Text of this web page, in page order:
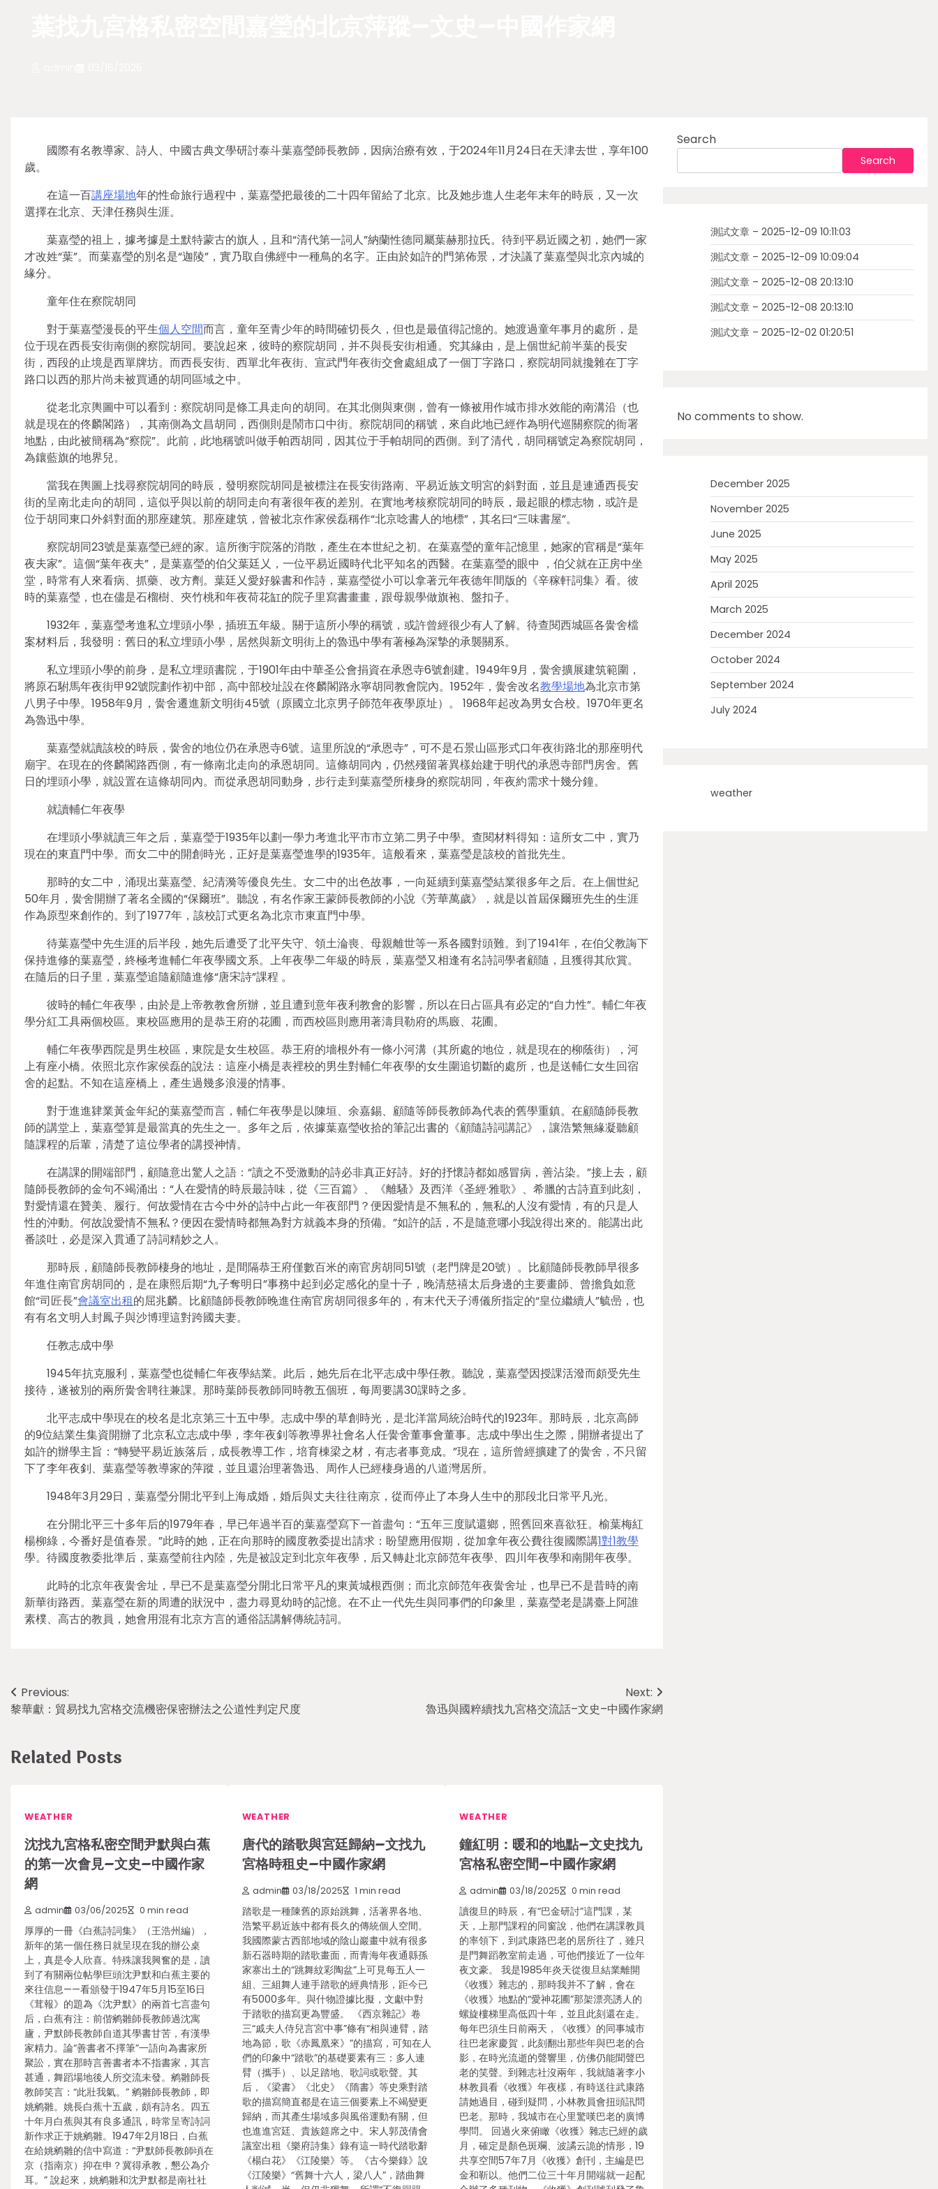
國際有名教導家、詩人、中國古典文學研討泰斗葉嘉瑩師長教師，因病治療有效，于2024年11月24日在天津去世，享年100
歲。
在這一百講座場地年的性命旅行過程中，葉嘉瑩把最後的二十四年留給了北京。比及她步進人生老年末年的時辰，又一次
選擇在北京、天津任務與生涯。
葉嘉瑩的祖上，據考據是土默特蒙古的旗人，且和“清代第一詞人”納蘭性德同屬葉赫那拉氏。待到平易近國之初，她們一家
才改姓“葉”。而葉嘉瑩的別名是“迦陵”，實乃取自佛經中一種鳥的名字。正由於如許的門第佈景，才決議了葉嘉瑩與北京內城的
緣分。
童年住在察院胡同
對于葉嘉瑩漫長的平生個人空間而言，童年至青少年的時間確切長久，但也是最值得記憶的。她渡過童年事月的處所，是
位于現在西長安街南側的察院胡同。要說起來，彼時的察院胡同，并不與長安街相通。究其緣由，是上個世紀前半葉的長安
街，西段的止境是西單牌坊。而西長安街、西單北年夜街、宣武門年夜街交會處組成了一個丁字路口，察院胡同就攙雜在丁字
路口以西的那片尚未被買通的胡同區域之中。
從老北京輿圖中可以看到：察院胡同是條工具走向的胡同。在其北側與東側，曾有一條被用作城市排水效能的南溝沿（也
就是現在的佟麟閣路），其南側為文昌胡同，西側則是鬧市口中街。察院胡同的稱號，來自此地已經作為明代巡關察院的衙署
地點，由此被簡稱為“察院”。此前，此地稱號叫做手帕西胡同，因其位于手帕胡同的西側。到了清代，胡同稱號定為察院胡同，
為鑲藍旗的地界兒。
當我在輿圖上找尋察院胡同的時辰，發明察院胡同是被標注在長安街路南、平易近族文明宮的斜對面，並且是連通西長安
街的呈南北走向的胡同，這似乎與以前的胡同走向有著很年夜的差別。在實地考核察院胡同的時辰，最起眼的標志物，或許是
位于胡同東口外斜對面的那座建筑。那座建筑，曾被北京作家侯磊稱作“北京唸書人的地標”，其名曰“三味書屋”。
察院胡同23號是葉嘉瑩已經的家。這所衡宇院落的消散，產生在本世紀之初。在葉嘉瑩的童年記憶里，她家的官稱是“葉年
夜夫家”。這個“葉年夜夫”，是葉嘉瑩的伯父葉廷乂，一位平易近國時代北平知名的西醫。在葉嘉瑩的眼中 ，伯父就在正房中坐
堂，時常有人來看病、抓藥、改方劑。葉廷乂愛好躲書和作詩，葉嘉瑩從小可以拿著元年夜德年間版的《辛稼軒詞集》看。彼
時的葉嘉瑩，也在儘是石榴樹、夾竹桃和年夜荷花缸的院子里寫書畫畫，跟母親學做旗袍、盤扣子。
1932年，葉嘉瑩考進私立埋頭小學，插班五年級。關于這所小學的稱號，或許曾經很少有人了解。待查閱西城區各黌舍檔
案材料后，我發明：舊日的私立埋頭小學，居然與新文明街上的魯迅中學有著極為深摯的承襲關系。
私立埋頭小學的前身，是私立埋頭書院，于1901年由中華圣公會捐資在承恩寺6號創建。1949年9月，黌舍擴展建筑範圍，
將原石駙馬年夜街甲92號院劃作初中部，高中部校址設在佟麟閣路永寧胡同教會院內。1952年，黌舍改名教學場地為北京市第
八男子中學。1958年9月，黌舍遷進新文明街45號（原國立北京男子師范年夜學原址）。 1968年起改為男女合校。1970年更名
為魯迅中學。
葉嘉瑩就讀該校的時辰，黌舍的地位仍在承恩寺6號。這里所說的“承恩寺”，可不是石景山區形式口年夜街路北的那座明代
廟宇。在現在的佟麟閣路西側，有一條南北走向的承恩胡同。這條胡同內，仍然殘留著異樣始建于明代的承恩寺部門房舍。舊
日的埋頭小學，就設置在這條胡同內。而從承恩胡同動身，步行走到葉嘉瑩所棲身的察院胡同，年夜約需求十幾分鐘。
就讀輔仁年夜學
在埋頭小學就讀三年之后，葉嘉瑩于1935年以劃一學力考進北平市市立第二男子中學。查閱材料得知：這所女二中，實乃
現在的東直門中學。而女二中的開創時光，正好是葉嘉瑩進學的1935年。這般看來，葉嘉瑩是該校的首批先生。
那時的女二中，涌現出葉嘉瑩、紀清漪等優良先生。女二中的出色故事，一向延續到葉嘉瑩結業很多年之后。在上個世紀
50年月，黌舍開辦了著名全國的“保爾班”。聽說，有名作家王蒙師長教師的小說《芳華萬歲》，就是以首屆保爾班先生的生涯
作為原型來創作的。到了1977年，該校訂式更名為北京市東直門中學。
待葉嘉瑩中先生涯的后半段，她先后遭受了北平失守、領土淪喪、母親離世等一系各國對頭難。到了1941年，在伯父教誨下
保持進修的葉嘉瑩，終極考進輔仁年夜學國文系。上年夜學二年級的時辰，葉嘉瑩又相逢有名詩詞學者顧隨，且獲得其欣賞。
在隨后的日子里，葉嘉瑩追隨顧隨進修“唐宋詩”課程 。
彼時的輔仁年夜學，由於是上帝教教會所辦，並且遭到意年夜利教會的影響，所以在日占區具有必定的“自力性”。輔仁年夜
學分紅工具兩個校區。東校區應用的是恭王府的花圃，而西校區則應用著濤貝勒府的馬廄、花圃。
輔仁年夜學西院是男生校區，東院是女生校區。恭王府的墻根外有一條小河溝（其所處的地位，就是現在的柳蔭街），河
上有座小橋。依照北京作家侯磊的說法：這座小橋是表裡校的男生對輔仁年夜學的女生圍追切斷的處所，也是送輔仁女生回宿
舍的起點。不知在這座橋上，產生過幾多浪漫的情事。
對于進進肄業黃金年紀的葉嘉瑩而言，輔仁年夜學是以陳垣、余嘉錫、顧隨等師長教師為代表的舊學重鎮。在顧隨師長教
師的講堂上，葉嘉瑩算是最當真的先生之一。多年之后，依據葉嘉瑩收拾的筆記出書的《顧隨詩詞講記》，讓浩繁無緣凝聽顧
隨課程的后輩，清楚了這位學者的講授神情。
在講課的開端部門，顧隨意出驚人之語：“讀之不受激動的詩必非真正好詩。好的抒懷詩都如感冒病，善沾染。”接上去，顧
隨師長教師的金句不竭涌出：“人在愛情的時辰最詩味，從《三百篇》、《離騷》及西洋《圣經·雅歌》、希臘的古詩直到此刻，
對愛情還在贊美、履行。何故愛情在古今中外的詩中占此一年夜部門？便因愛情是不無私的，無私的人沒有愛情，有的只是人
性的沖動。何故說愛情不無私？便因在愛情時都無為對方就義本身的預備。”如許的話，不是隨意哪小我說得出來的。能講出此
番談吐，必是深入貫通了詩詞精妙之人。
那時辰，顧隨師長教師棲身的地址，是間隔恭王府僅數百米的南官房胡同51號（老門牌是20號）。比顧隨師長教師早很多
年進住南官房胡同的，是在康熙后期“九子奪明日”事務中起到必定感化的皇十子，晚清慈禧太后身邊的主要畫師、曾擔負如意
館“司匠長”會議室出租的屈兆麟。比顧隨師長教師晚進住南官房胡同很多年的，有末代天子溥儀所指定的“皇位繼續人”毓喦，也
有有名文明人封鳳子與沙博理這對跨國夫妻。
任教志成中學
1945年抗克服利，葉嘉瑩也從輔仁年夜學結業。此后，她先后在北平志成中學任教。聽說，葉嘉瑩因授課活潑而頗受先生
接待，遂被別的兩所黌舍聘往兼課。那時葉師長教師同時教五個班，每周要講30課時之多。
北平志成中學現在的校名是北京第三十五中學。志成中學的草創時光，是北洋當局統治時代的1923年。那時辰，北京高師
的9位結業生集資開辦了北京私立志成中學，李年夜釗等教導界社會名人任黌舍董事會董事。志成中學出生之際，開辦者提出了
如許的辦學主旨：“轉變平易近族落后，成長教導工作，培育棟梁之材，有志者事竟成。”現在，這所曾經擴建了的黌舍，不只留
下了李年夜釗、葉嘉瑩等教導家的萍蹤，並且還治理著魯迅、周作人已經棲身過的八道灣居所。
1948年3月29日，葉嘉瑩分開北平到上海成婚，婚后與丈夫往往南京，從而停止了本身人生中的那段北日常平凡光。
在分開北平三十多年后的1979年春，早已年過半百的葉嘉瑩寫下一首盡句：“五年三度賦還鄉，照舊回來喜欲狂。榆葉梅紅
楊柳綠，今番好是值春景。”此時的她，正在向那時的國度教委提出請求：盼望應用假期，從加拿年夜公費往復國際講1對1教學
學。待國度教委批準后，葉嘉瑩前往內陸，先是被設定到北京年夜學，后又轉赴北京師范年夜學、四川年夜學和南開年夜學。
此時的北京年夜黌舍址，早已不是葉嘉瑩分開北日常平凡的東黃城根西側；而北京師范年夜黌舍址，也早已不是昔時的南
新華街路西。葉嘉瑩在新的周遭的狀況中，盡力尋覓幼時的記憶。在不止一代先生與同事們的印象里，葉嘉瑩老是講臺上阿誰
素樸、高古的教員，她會用混有北京方言的通俗話講解傳統詩詞。
Post
navigation
Previous:
黎華獻：貿易找九宮格交流機密保密辦法之公道性判定尺度
Next:
魯迅與國粹續找九宮格交流話–文史–中國作家網
Related Posts
WEATHER
沈找九宮格私密空間尹默與白蕉
的第一次會見–文史–中國作家
網
admin 03/06/2025 0 min read
厚厚的一冊《白蕉詩詞集》（王浩州編），
新年的第一個任務日就呈現在我的辦公桌
上，真是令人欣喜。特殊讓我興奮的是，讀
到了有關兩位帖學巨頭沈尹默和白蕉主要的
來往信息——看頒發于1947年5月15至16日
《茸報》的題為《沈尹默》的兩首七言盡句
后，白蕉有注：前偕鹓雛師長教師過沈寓
廬，尹默師長教師自道其學書甘苦，有漢學
家精力。論“善書者不擇筆”一語向為書家所
聚訟，實在那時言善書者本不指書家，其言
甚通，舞蹈場地後人所交流未發。鹓雛師長
教師笑言：“此壯我氣。” 鹓雛師長教師，即
姚鹓雛。姚長白蕉十五歲，頗有詩名。四五
十年月白蕉與其有良多通訊，時常呈寄詩詞
新作求正于姚鹓雛。1947年2月18日，白蕉
在給姚鹓雛的信中寫道：“尹默師長教師頃在
京（指南京）抑在申？冀得承教，懇公為介
耳。” 說起來，姚鹓雛和沈尹默都是南社社
WEATHER
唐代的踏歌與宮廷歸納–文找九
宮格時租史–中國作家網
admin 03/18/2025 1 min read
踏歌是一種陳舊的原始跳舞，活著界各地、
浩繁平易近族中都有長久的傳統個人空間。
我國際蒙古西部地域的陰山巖畫中就有很多
新石器時期的踏歌畫面，而青海年夜通縣孫
家寨出土的“跳舞紋彩陶盆”上可見每五人一
組、三組舞人連手踏歌的經典情形，距今已
有5000多年。與什物證據比擬，文獻中對
于踏歌的描寫更為豐盛。 《西京雜記》卷
三“戚夫人侍兒言宮中事”條有“相與連臂，踏
地為節，歌《赤鳳凰來》”的描寫，可知在人
們的印象中“踏歌”的基礎要素有三：多人連
臂（攜手）、以足踏地、歌詞或歌聲。其
后，《梁書》《北史》《隋書》等史乘對踏
歌的描寫簡直都是在這三個要素上不竭變更
歸納，而其產生場域多與風俗運動有關，但
也進進宮廷、貴族筵席之中。宋人郭茂倩會
議室出租《樂府詩集》錄有這一時代踏歌辭
《楊白花》《江陵樂》等。《古今樂錄》說
《江陵樂》“舊舞十六人，梁八人”，踏曲舞
WEATHER
鐘紅明：暖和的地點–文史找九
宮格私密空間–中國作家網
admin 03/18/2025 0 min read
讀復旦的時辰，有“巴金研討”這門課，某
天，上那門課程的同窗說，他們在講課教員
的率領下，到武康路巴老的居所往了，雖只
是門舞蹈教室前走過，可他們接近了一位年
夜文豪。 我是1985年炎天從復旦結業離開
《收獲》雜志的，那時我并不了解，會在
《收獲》地點的“愛神花圃”那架漂亮誘人的
螺旋樓梯里高低四十年，並且此刻還在走。
每年巴須生日前兩天，《收獲》的同事城市
往巴老家慶賀，此刻翻出那些年與巴老的合
影，在時光流逝的聲響里，仿佛仍能聞聲巴
老的笑聲。到雜志社沒兩年，我就隨著李小
林教員看《收獲》年夜樣，有時送往武康路
請她過目，碰到疑問，小林教員會扭頭訊問
巴老。那時，我城市在心里驚嘆巴老的廣博
學問。 回過火來俯瞰《收獲》雜志已經的歲
月，確定是顏色斑斕、波譎云詭的情形，19
共享空間57年7月《收獲》創刊，主編是巴
金和靳以。他們二位三十年月開端就一起配
Search
Search
測試文章 – 2025-12-09 10:11:03
測試文章 – 2025-12-09 10:09:04
測試文章 – 2025-12-08 20:13:10
測試文章 – 2025-12-08 20:13:10
測試文章 – 2025-12-02 01:20:51
No comments to show.
December 2025
November 2025
June 2025
May 2025
April 2025
March 2025
December 2024
October 2024
September 2024
July 2024
weather